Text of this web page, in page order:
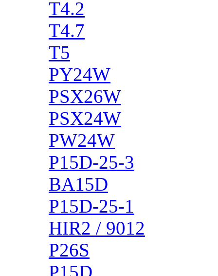
T4.2
T4.7
T5
PY24W
PSX26W
PSX24W
PW24W
P15D-25-3
BA15D
P15D-25-1
HIR2 / 9012
P26S
P15D